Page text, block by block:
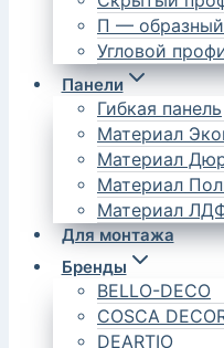
П —
Угловой
Панели
Гибкая панель
Материал
Материал
Материал
Материал
Для монтажа
Бренды
BELLO-DECO
COSCA
DEARTIO